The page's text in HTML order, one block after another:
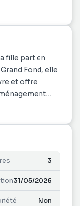
fille part en
Fond, elle
et offre
30m2,
le séjour. Le
dressings
de bain avec
3
31/05/2026
Non